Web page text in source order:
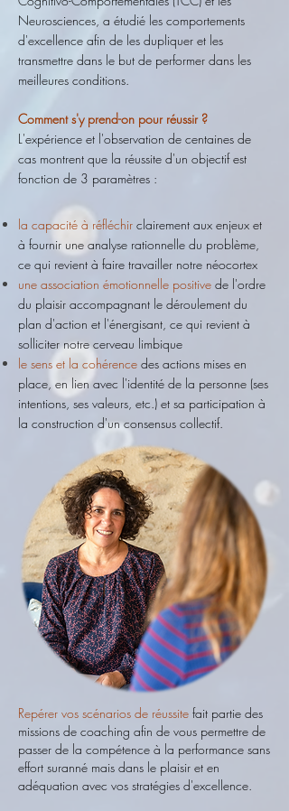
Neurosciences, a étudié les comportements
d'excellence afin de les dupliquer et les
transmettre dans le but de performer dans les
meilleures conditions.
Comment s'y prend-on pour réussir ?
L'expérience et l'observation de centaines de
cas montrent que la réussite d'un objectif est
fonction de 3 paramètres :
la capacité à réfléchir clairement aux enjeux et
à fournir une analyse rationnelle du problème,
ce qui revient à faire travailler notre néocortex
une association émotionnelle positive de l'ordre
du plaisir accompagnant le déroulement du
plan d'action et l'énergisant, ce qui revient à
solliciter notre cerveau limbique
le sens et la cohérence des actions mises en
place, en lien avec l'identité de la personne (ses
intentions, ses valeurs, etc.) et sa participation à
la construction d'un consensus collectif.
Repérer vos scénarios de réussite fait partie des
missions de coaching afin de vous permettre de
passer de la compétence à la performance sans
effort suranné mais dans le plaisir et en
adéquation avec vos stratégies d'excellence.